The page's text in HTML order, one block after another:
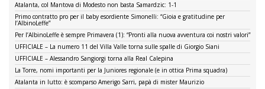
Atalanta, col Mantova di Modesto non basta Samardzic: 1-1
Primo contratto pro per il baby esordiente Simonelli: “Gioia e gratitudine per
l’AlbinoLeffe”
Per l’AlbinoLeffe è sempre Primavera (1): “Pronti alla nuova avventura coi nostri valori”
UFFICIALE – La numero 11 del Villa Valle torna sulle spalle di Giorgio Siani
UFFICIALE – Alessandro Sangiorgi torna alla Real Calepina
La Torre, nomi importanti per la Juniores regionale (e in ottica Prima squadra)
Atalanta in lutto: è scomparso Amerigo Sarri, papà di mister Maurizio